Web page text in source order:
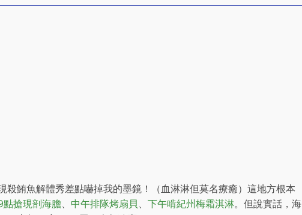
殺鮪魚解體秀差點嚇掉我的墨鏡！（血淋淋但莫名療癒）這地方根本
點搶現剖海膽、 中午排隊烤扇貝 、 下午啃紀州梅霜淇淋。但說實話，海